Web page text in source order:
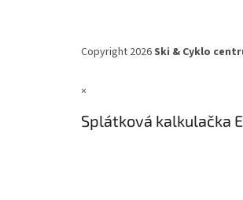
Copyright 2026Ski & Cyklo
×
Splátková kalkulačka